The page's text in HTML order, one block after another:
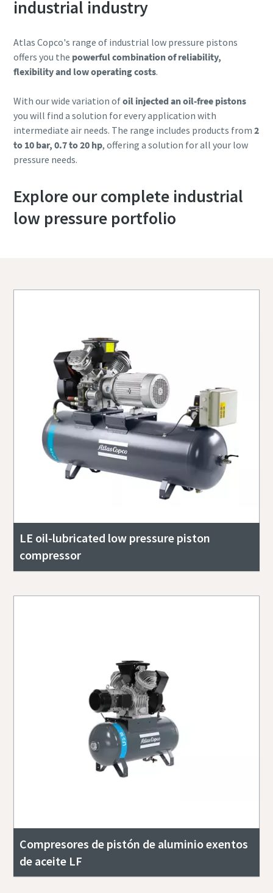
Catálogo de Productos de Atlas Copco
En este libro electrónico presentamos los productos y
servicios de la división de Compresores de Atlas Copco
de alimentación y bebidas
comprimido. En este libro electrónico nos centraremos en
las soluciones de aire comprimido y nitrógeno para la
industria de alimentación y bebidas.
Descargar aquí
Descargar Guía de Optimización
industrial industry
Atlas Copco's range of industrial low pressure pistons
offers you the powerful combination of reliability,
flexibility and low operating costs.
With our wide variation ofoil injected an oil-free pistons
you will find a solution for every application with
intermediate air needs. The range includes products from 2
to 10 bar, 0.7 to 20 hp, offering a solution for all your low
pressure needs.
Explore our complete industrial
low pressure portfolio
LE oil-lubricated low pressure piston
compressor
Compresores de pistón de aluminio exentos
de aceite LF